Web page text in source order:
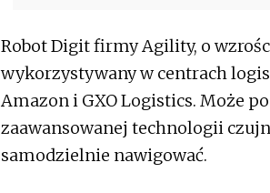
Robot Digit firmy Agility, o
wykorzystywany w centrach
Amazon i GXO Logistics. Może
zaawansowanej technologii
samodzielnie nawigować.